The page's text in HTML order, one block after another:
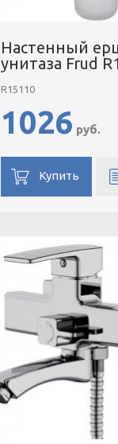
Настенный
унитаза Frud
R15110
1026 руб.
Купить